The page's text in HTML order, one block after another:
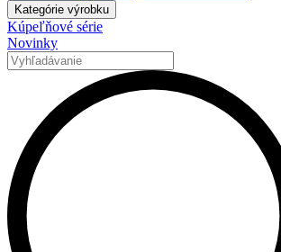
Kategórie výrobku
Kúpeľňové série
Novinky